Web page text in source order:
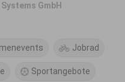
GmbH
Jobrad
Sportangebote